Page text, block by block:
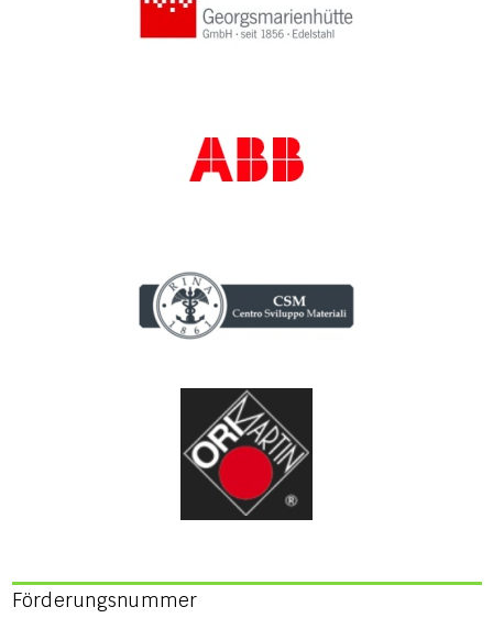
Förderungsnummer